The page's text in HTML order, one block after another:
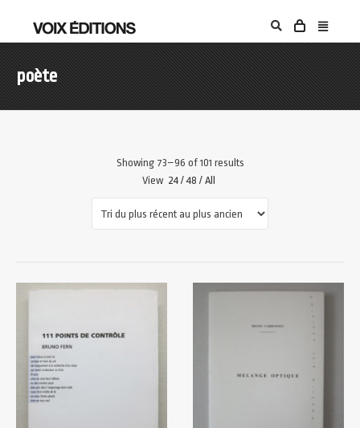
poète
Showing 73–96 of 101 results
View 24 / 48 / All